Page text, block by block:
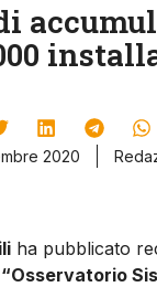
2020
ha pubblicato
“Osservatorio